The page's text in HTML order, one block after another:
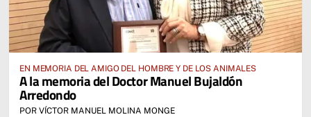
EN MEMORIA DEL AMIGO DEL HOMBRE Y DE LOS ANIMALES
A la memoria del Doctor Manuel Bujaldón
Arredondo
POR VÍCTOR MANUEL MOLINA MONGE